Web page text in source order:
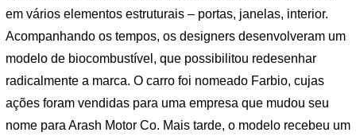
em vários elementos estruturais – portas, janelas, interior.
Acompanhando os tempos, os designers desenvolveram um
modelo de biocombustível, que possibilitou redesenhar
radicalmente a marca. O carro foi nomeado Farbio, cujas
ações foram vendidas para uma empresa que mudou seu
nome para Arash Motor Co. Mais tarde, o modelo recebeu um